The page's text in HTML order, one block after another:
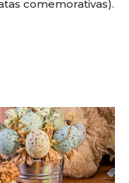
comemorativas).